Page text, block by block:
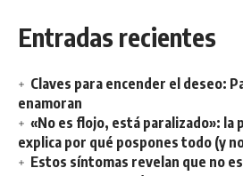
Entradas recientes
Claves para encender el deseo:
enamoran
«No es flojo, está paralizado»: la
explica por qué pospones todo (y
Estos síntomas revelan que no